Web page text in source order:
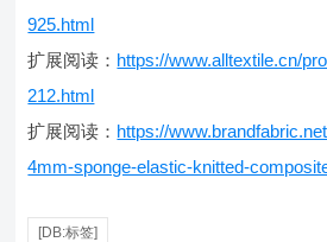
925.html
扩展阅读： https://www.alltextile.cn/
212.html
扩展阅读： https://
4mm-sponge-elastic-knitted-
[DB:标签]